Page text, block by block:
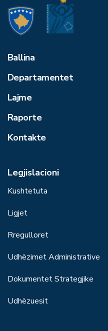
Ballina
Departamentet
Lajme
Raporte
Kontakte
Legjislacioni
Kushtetuta
Ligjet
Rregulloret
Udhëzimet Administrative
Dokumentet Strategjike
Udhëzuesit